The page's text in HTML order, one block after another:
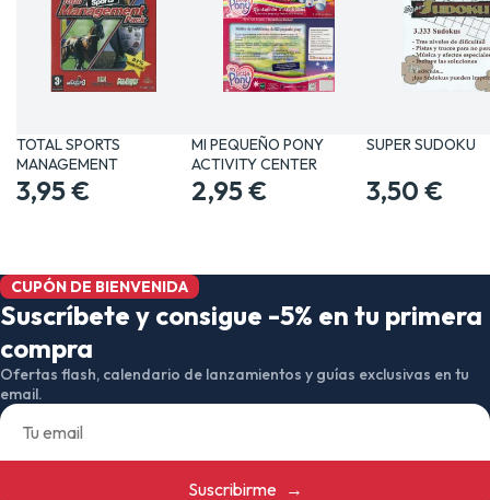
TOTAL SPORTS
MANAGEMENT
3,95 €
MI PEQUEÑO PONY
ACTIVITY CENTER
2,95 €
SUPER SUDOKU
3,50 €
CUPÓN DE BIENVENIDA
Suscríbete y consigue -5% en tu primera
compra
Ofertas flash, calendario de lanzamientos y guías exclusivas en tu
email.
Suscribirme →